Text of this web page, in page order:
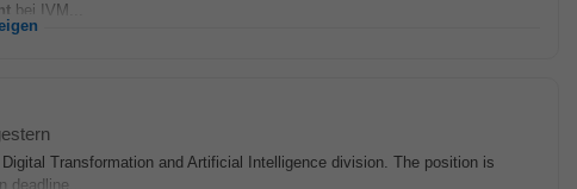
bei IVM...
Transformation and Artificial Intelligence division. The position is